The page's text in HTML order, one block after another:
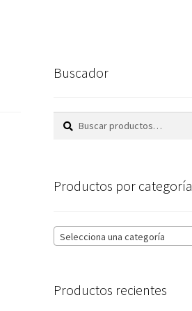
Buscador
Buscar
Buscar
Productos por categoría
Selecciona una categoría
Productos recientes